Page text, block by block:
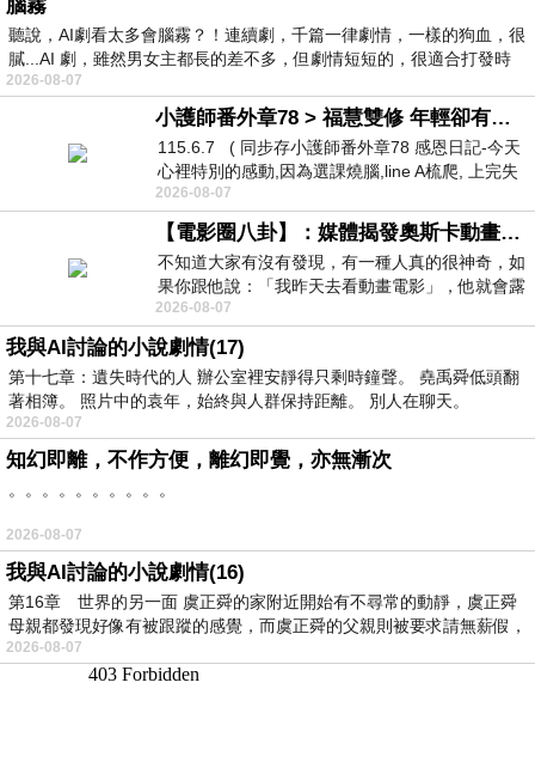
腦霧
聽說，AI劇看太多會腦霧？！連續劇，千篇一律劇情，一樣的狗血，很
膩...AI 劇，雖然男女主都長的差不多，但劇情短短的，很適合打發時
2026-08-07
小護師番外章78 > 福慧雙修 年輕卻有個老靈魂 ㄑ金剛經〉podcast
115.6.7 ( 同步存小護師番外章78 感恩日記-今天
心裡特別的感動,因為選課燒腦,line A梳爬, 上完失
智課的她,特來傾
2026-08-07
【電影圈八卦】：媒體揭發奧斯卡動畫項目投票醜聞！好萊塢為什麼看不起動畫電影？
不知道大家有沒有發現，有一種人真的很神奇，如
果你跟他說：「我昨天去看動畫電影」，他就會露
出一種慈祥的微笑，然後問你是不是陪小
2026-08-07
我與AI討論的小說劇情(17)
第十七章：遺失時代的人 辦公室裡安靜得只剩時鐘聲。 堯禹舜低頭翻
著相簿。 照片中的袁年，始終與人群保持距離。 別人在聊天。
2026-08-07
知幻即離，不作方便，離幻即覺，亦無漸次
。。。。。。。。。。
2026-08-07
我與AI討論的小說劇情(16)
第16章 世界的另一面 虞正舜的家附近開始有不尋常的動靜，虞正舜
母親都發現好像有被跟蹤的感覺，而虞正舜的父親則被要求請無薪假，
2026-08-07